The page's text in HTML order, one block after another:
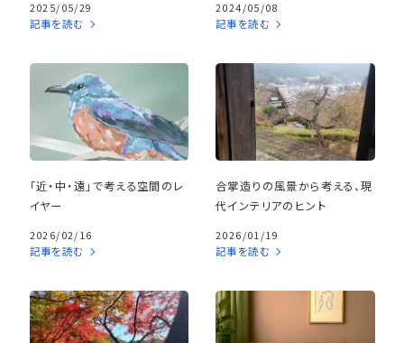
2025/05/29
記事を読む
2024/05/08
記事を読む
「近・中・遠」で考える空間のレ
イヤー
2026/02/16
記事を読む
合掌造りの風景から考える、現
代インテリアのヒント
2026/01/19
記事を読む